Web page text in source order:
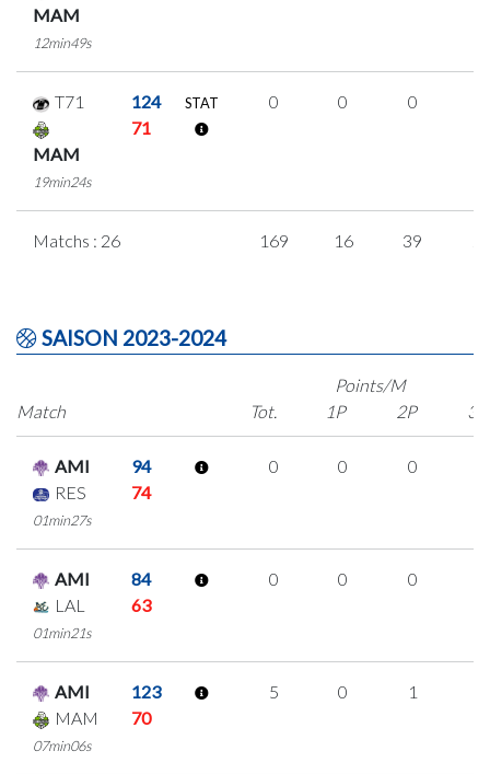
MAM
12min49s
T71 124
MAM
71
19min24s
STAT 0 0 0
Matchs : 26 169 16 39
SAISON 2023-2024
Match
Points/M
Tot.
1P 2P 3P
AMI
94
RES
74
01min27s
0 0 0
AMI
84
LAL
63
01min21s
0 0 0
AMI
123
MAM
70
07min06s
5 0 1